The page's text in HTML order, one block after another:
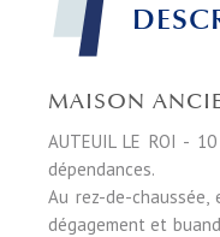
MAISON
AUTEUIL LE ROI -
dépendances.
Au rez-de-chaussée,
dégagement et